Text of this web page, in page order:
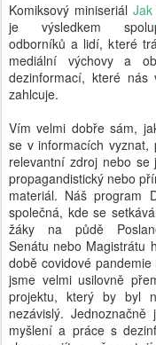
Komiksový miniseriál
je výsledkem
odborníků a lidí, které
mediální výchovy a
dezinformací, které nás
zahlcuje.
Vím velmi dobře sám,
se v informacích vyznat,
relevantní zdroj nebo se
propagandistický nebo
materiál. Náš program
společná, kde se
žáky na půdě
Senátu nebo Magistrátu
době covidové
jsme velmi usilovně
projektu, který by byl
nezávislý.
myšlení a práce s